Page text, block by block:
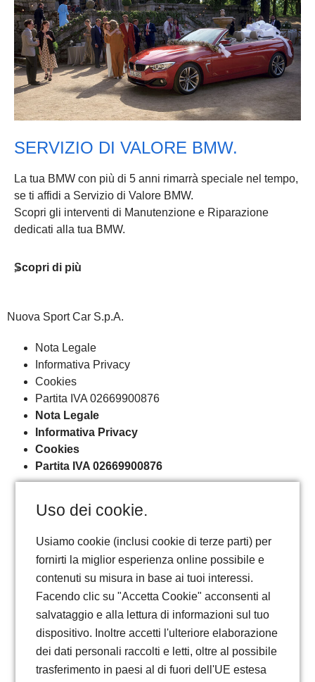
Uso dei cookie.
Usiamo cookie (inclusi cookie di terze parti) per
fornirti la miglior esperienza online possibile e
contenuti su misura in base ai tuoi interessi.
Facendo clic su "Accetta Cookie" acconsenti al
salvataggio e alla lettura di informazioni sul tuo
dispositivo. Inoltre accetti l'ulteriore elaborazione
dei dati personali raccolti e letti, oltre al possibile
trasferimento in paesi al di fuori dell'UE estesa
SERVIZIO DI VALORE BMW.
La tua BMW con più di 5 anni rimarrà speciale nel tempo,
se ti affidi a Servizio di Valore BMW.
Scopri gli interventi di Manutenzione e Riparazione
dedicati alla tua BMW.
Scopri di più
Nuova Sport Car S.p.A.
Nota Legale
Informativa Privacy
Cookies
Partita IVA 02669900876
Nota Legale
Informativa Privacy
Cookies
Partita IVA 02669900876